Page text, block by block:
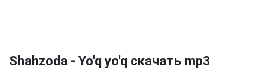
Shahzoda - Yo'q yo'q скачать mp3